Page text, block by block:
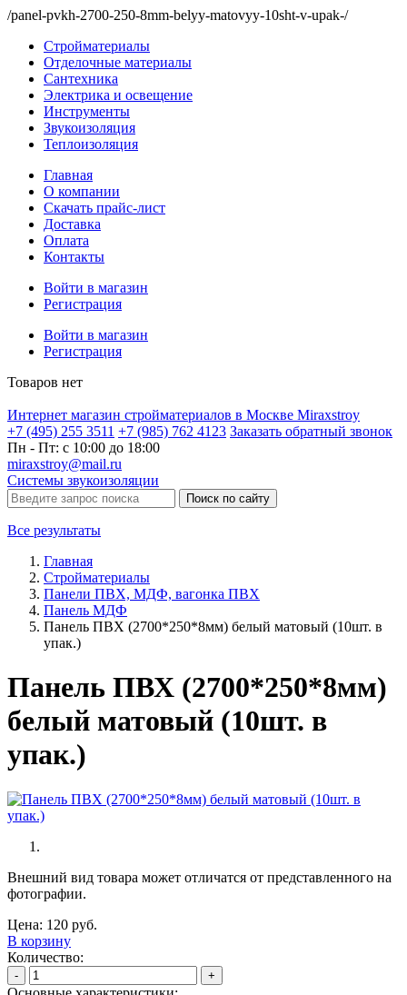
/panel-pvkh-2700-250-8mm-belyy-matovyy-10sht-v-upak-/
Стройматериалы
Отделочные материалы
Сантехника
Электрика и освещение
Инструменты
Звукоизоляция
Теплоизоляция
Главная
О компании
Скачать прайс-лист
Доставка
Оплата
Контакты
Войти в магазин
Регистрация
Войти в магазин
Регистрация
Товаров нет
Интернет магазин стройматериалов в Москве Miraxstroy
+7 (495) 255 3511 +7 (985) 762 4123 Заказать обратный звонок
Пн - Пт: с 10:00 до 18:00
miraxstroy@mail.ru
Системы звукоизоляции
Поиск по сайту
Все результаты
Главная
Стройматериалы
Панели ПВХ, МДФ, вагонка ПВХ
Панель МДФ
Панель ПВХ (2700*250*8мм) белый матовый (10шт. в
упак.)
Панель ПВХ (2700*250*8мм)
белый матовый (10шт. в
упак.)
Внешний вид товара может отличатся от представленного на
фотографии.
Цена: 120 руб.
В корзину
Количество:
- +